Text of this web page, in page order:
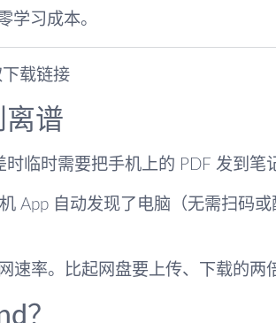
学习成本。
下载链接
离谱
临时需要把手机上的 PDF 发到笔
App 自动发现了电脑（无需扫码
速率。比起网盘要上传、下载的两
？